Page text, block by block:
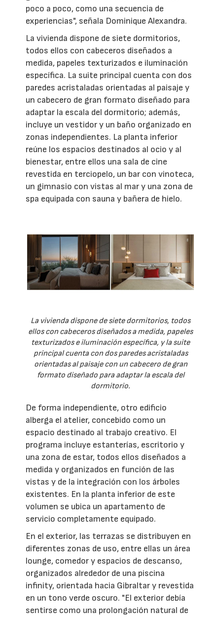
poco a poco, como una secuencia de
experiencias", señala Dominique Alexandra.
La vivienda dispone de siete dormitorios,
todos ellos con cabeceros diseñados a
medida, papeles texturizados e iluminación
específica. La suite principal cuenta con dos
paredes acristaladas orientadas al paisaje y
un cabecero de gran formato diseñado para
adaptar la escala del dormitorio; además,
incluye un vestidor y un baño organizado en
zonas independientes. La planta inferior
reúne los espacios destinados al ocio y al
bienestar, entre ellos una sala de cine
revestida en terciopelo, un bar con vinoteca,
un gimnasio con vistas al mar y una zona de
spa equipada con sauna y bañera de hielo.
La vivienda dispone de siete dormitorios, todos
ellos con cabeceros diseñados a medida, papeles
texturizados e iluminación específica, y la suite
principal cuenta con dos paredes acristaladas
orientadas al paisaje con un cabecero de gran
formato diseñado para adaptar la escala del
dormitorio.
De forma independiente, otro edificio
alberga el atelier, concebido como un
espacio destinado al trabajo creativo. El
programa incluye estanterías, escritorio y
una zona de estar, todos ellos diseñados a
medida y organizados en función de las
vistas y de la integración con los árboles
existentes. En la planta inferior de este
volumen se ubica un apartamento de
servicio completamente equipado.
En el exterior, las terrazas se distribuyen en
diferentes zonas de uso, entre ellas un área
lounge, comedor y espacios de descanso,
organizados alrededor de una piscina
infinity, orientada hacia Gibraltar y revestida
en un tono verde oscuro. "El exterior debía
sentirse como una prolongación natural de